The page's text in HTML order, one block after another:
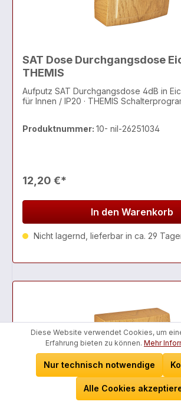
SAT Dose Durchgangsdose
THEMIS
Aufputz SAT Durchgangsdose 4dB in
für Innen / IP20 · THEMIS
Produktnummer: 10- nil-26251034
12,20 €*
In den Warenkorb
Nicht lagernd, lieferbar in ca. 29
Diese Website verwendet Cookies, um
Erfahrung bieten zu können. Mehr
Nur technisch notwendige
Alle Cookies